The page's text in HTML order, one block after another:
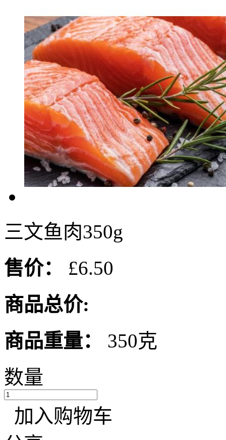
三文鱼肉350g
售价：
£6.50
商品总价:
商品重量：
350克
数量
加入购物车